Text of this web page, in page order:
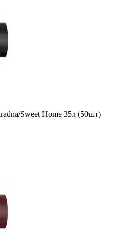
Sweet Home 35л (50шт)